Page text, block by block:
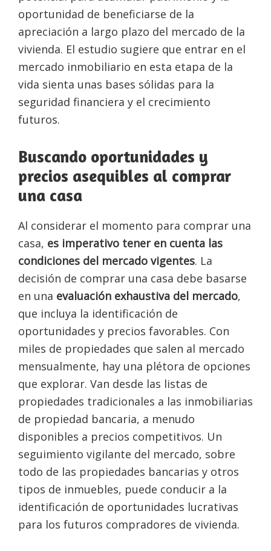
oportunidad de beneficiarse de la
apreciación a largo plazo del mercado de la
vivienda. El estudio sugiere que entrar en el
mercado inmobiliario en esta etapa de la
vida sienta unas bases sólidas para la
seguridad financiera y el crecimiento
futuros.
Buscando oportunidades y
precios asequibles al comprar
una casa
Al considerar el momento para comprar una
casa, es imperativo tener en cuenta las
condiciones del mercado vigentes. La
decisión de comprar una casa debe basarse
en una evaluación exhaustiva del mercado,
que incluya la identificación de
oportunidades y precios favorables. Con
miles de propiedades que salen al mercado
mensualmente, hay una plétora de opciones
que explorar. Van desde las listas de
propiedades tradicionales a las inmobiliarias
de propiedad bancaria, a menudo
disponibles a precios competitivos. Un
seguimiento vigilante del mercado, sobre
todo de las propiedades bancarias y otros
tipos de inmuebles, puede conducir a la
identificación de oportunidades lucrativas
para los futuros compradores de vivienda.